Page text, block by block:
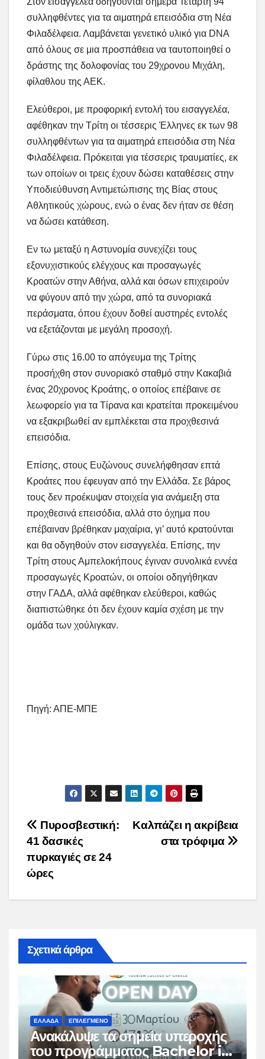
συλληφθέντες για τα αιματηρά επεισόδια στη Νέα
Φιλαδέλφεια. Λαμβάνεται γενετικό υλικό για DNA
από όλους σε μια προσπάθεια να ταυτοποιηθεί ο
δράστης της δολοφονίας του 29χρονου Μιχάλη,
φίλαθλου της ΑΕΚ.
Ελεύθεροι, με προφορική εντολή του εισαγγελέα,
αφέθηκαν την Τρίτη οι τέσσερις Έλληνες εκ των 98
συλληφθέντων για τα αιματηρά επεισόδια στη Νέα
Φιλαδέλφεια. Πρόκειται για τέσσερις τραυματίες, εκ
των οποίων οι τρεις έχουν δώσει καταθέσεις στην
Υποδιεύθυνση Αντιμετώπισης της Βίας στους
Αθλητικούς χώρους, ενώ ο ένας δεν ήταν σε θέση
να δώσει κατάθεση.
Εν τω μεταξύ η Αστυνομία συνεχίζει τους
εξονυχιστικούς ελέγχους και προσαγωγές
Κροατών στην Αθήνα, αλλά και όσων επιχειρούν
να φύγουν από την χώρα, από τα συνοριακά
περάσματα, όπου έχουν δοθεί αυστηρές εντολές
να εξετάζονται με μεγάλη προσοχή.
Γύρω στις 16.00 το απόγευμα της Τρίτης
προσήχθη στον συνοριακό σταθμό στην Κακαβιά
ένας 20χρονος Κροάτης, ο οποίος επέβαινε σε
λεωφορείο για τα Τίρανα και κρατείται προκειμένου
να εξακριβωθεί αν εμπλέκεται στα προχθεσινά
επεισόδια.
Επίσης, στους Ευζώνους συνελήφθησαν επτά
Κροάτες που έφευγαν από την Ελλάδα. Σε βάρος
τους δεν προέκυψαν στοιχεία για ανάμειξη στα
προχθεσινά επεισόδια, αλλά στο όχημα που
επέβαιναν βρέθηκαν μαχαίρια, γι’ αυτό κρατούνται
και θα οδγηθούν στον εισαγγελέα. Επίσης, την
Τρίτη στους Αμπελοκήπους έγιναν συνολικά εννέα
προσαγωγές Κροατών, οι οποίοι οδηγήθηκαν
στην ΓΑΔΑ, αλλά αφέθηκαν ελεύθεροι, καθώς
διαπιστώθηκε ότι δεν έχουν καμία σχέση με την
ομάδα των χούλιγκαν.
Πηγή: ΑΠΕ-ΜΠΕ
Post
navigation
Καλπάζει η ακρίβεια
στα τρόφιμα
Πυροσβεστική:
41 δασικές
πυρκαγιές σε 24
ώρες
Σχετικά άρθρα
ΕΛΛΑΔΑ ΕΠΙΛΕΓΜΕΝΟ
Ανακάλυψε τα σημεία υπεροχής
του προγράμματος Bachelor in